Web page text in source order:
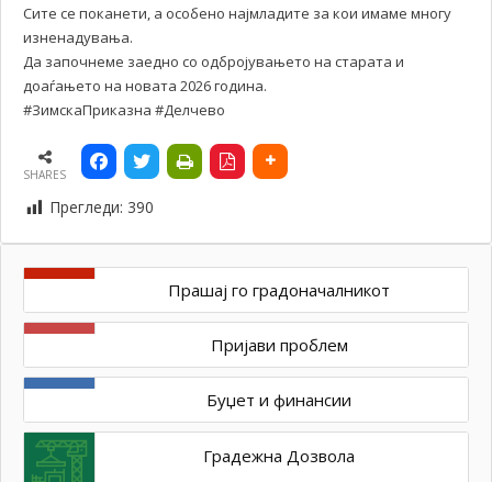
Сите се поканети, а особено најмладите за кои имаме многу
изненадувања.
Да започнеме заедно со одбројувањето на старата и
доаѓањето на новата 2026 година.
#ЗимскаПриказна #Делчево
SHARES
Прегледи: 390
Прашај го градоначалникот
Пријави проблем
Буџет и финансии
Градежна Дозвола